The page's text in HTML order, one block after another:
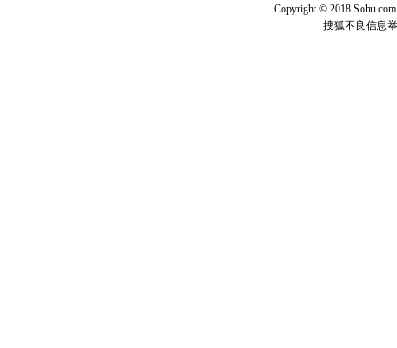
起；二是
离。水晶
Copyright © 2018
搜狐不良信息